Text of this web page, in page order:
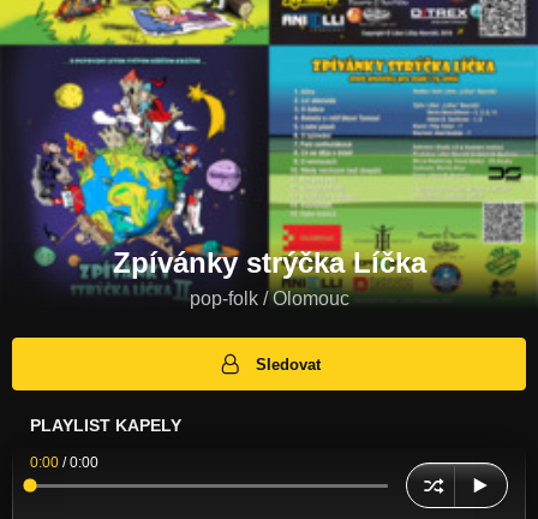
Zpívánky strýčka Líčka
pop-folk / Olomouc
Sledovat
PLAYLIST KAPELY
0:00 /0:00